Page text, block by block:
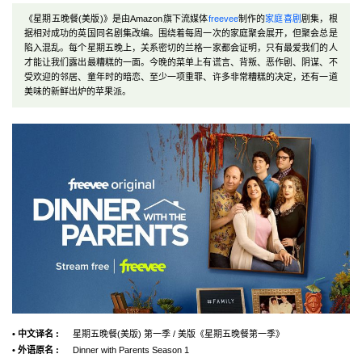
《星期五晚餐(美版)》是由Amazon旗下流媒体freevee制作的家庭喜剧剧集，根
据相对成功的英国同名剧集改编。围绕着每周一次的家庭聚会展开，但聚会总是
陷入混乱。每个星期五晚上，关系密切的兰格一家都会证明，只有最爱我们的人
才能让我们露出最糟糕的一面。今晚的菜单上有谎言、背叛、恶作剧、阴谋、不
受欢迎的邻居、童年时的暗恋、至少一项重罪、许多非常糟糕的决定，还有一道
美味的新鲜出炉的苹果派。
• 中文译名 :
星期五晚餐(美版) 第一季 / 美版《星期五晚餐第一季》
• 外语原名 :
Dinner with Parents Season 1